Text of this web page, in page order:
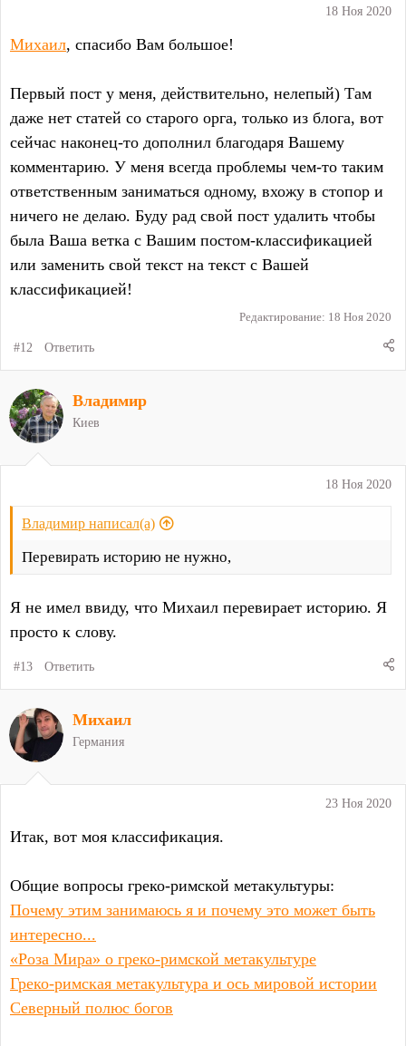
18 Ноя 2020
Михаил, спасибо Вам большое!
Первый пост у меня, действительно, нелепый) Там
даже нет статей со старого орга, только из блога, вот
сейчас наконец-то дополнил благодаря Вашему
комментарию. У меня всегда проблемы чем-то таким
ответственным заниматься одному, вхожу в стопор и
ничего не делаю. Буду рад свой пост удалить чтобы
была Ваша ветка с Вашим постом-классификацией
или заменить свой текст на текст с Вашей
классификацией!
Редактирование: 18 Ноя 2020
#12 Ответить
18 Ноя 2020
Владимир написал(а)
Перевирать историю не нужно,
Я не имел ввиду, что Михаил перевирает историю. Я
просто к слову.
#13 Ответить
Владимир
Киев
23 Ноя 2020
Итак, вот моя классификация.
Общие вопросы греко-римской метакультуры:
Почему этим занимаюсь я и почему это может быть
интересно...
«Роза Мира» о греко-римской метакультуре
Греко-римская метакультура и ось мировой истории
Северный полюс богов
Михаил
Германия